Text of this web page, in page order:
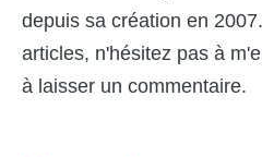
depuis sa création en
articles, n'hésitez pas à
à laisser un commentaire.